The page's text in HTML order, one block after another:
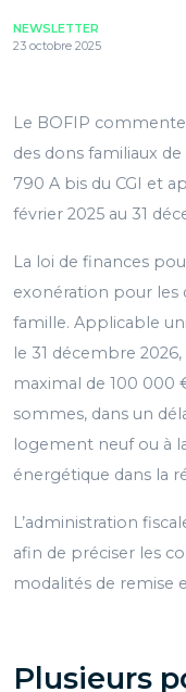
NEWSLETTER
23 octobre 2025
Le BOFIP
des dons familiaux
790 A bis du CGI et
février 2025 au 31
La loi de finances
exonération pour les
famille. Applicable
le 31 décembre
maximal de 100 000
sommes, dans un
logement neuf ou à
énergétique dans la
L’administration
afin de préciser les
modalités de remise
Plusieurs